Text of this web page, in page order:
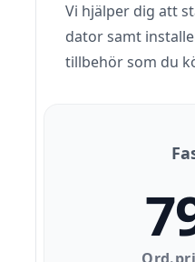
Vi hjälper dig att
dator samt
tillbehör som du